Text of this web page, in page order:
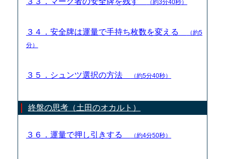
（約3分40秒）
３４．安全牌は運量で手持ち枚数を変える
（約5
分）
３５．シュンツ選択の方法 （約5分40秒）
終盤の思考（土田のオカルト）
３６．運量で押し引きする （約4分50秒）